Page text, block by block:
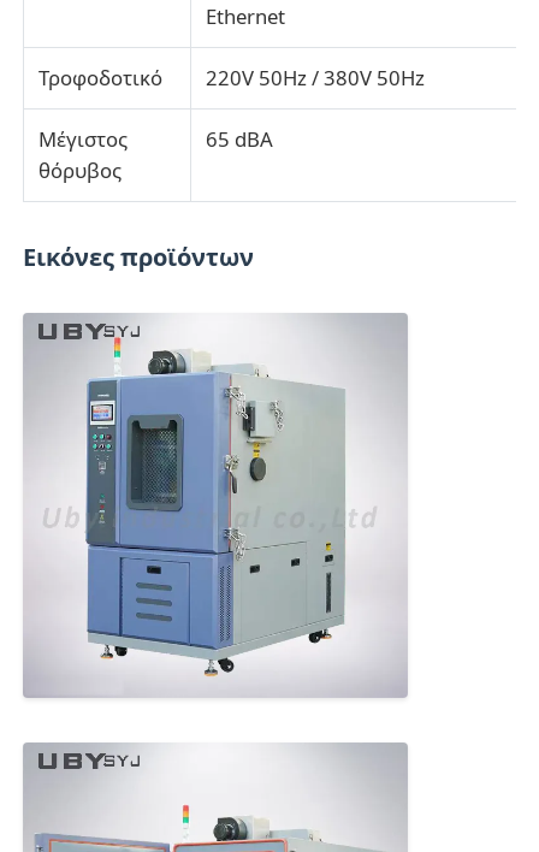
Ethernet
Τροφοδοτικό 220V 50Hz / 380V 50Hz
Μέγιστος
θόρυβος
65 dBA
Εικόνες προϊόντων